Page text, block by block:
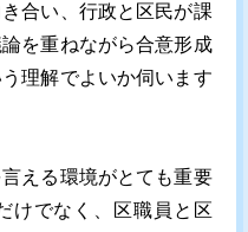
合い、行政と区民が課
を重ねながら合意形成
理解でよいか伺います
える環境がとても重要
けでなく、区職員と区